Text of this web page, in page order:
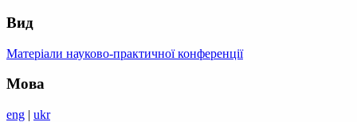
Вид
Матеріали науково-практичної конференції
Мова
eng | ukr